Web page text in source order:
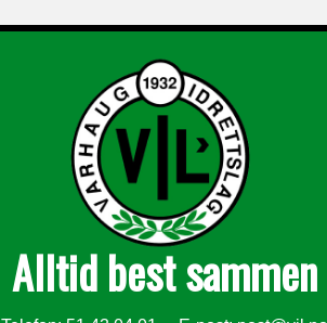
Alltid best sammen